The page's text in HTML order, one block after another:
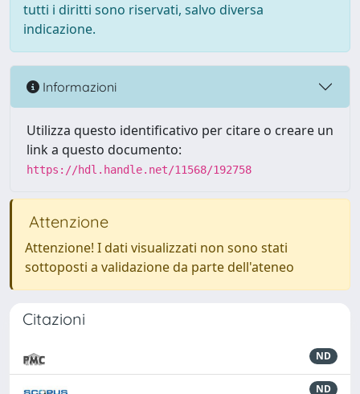
tutti i diritti sono riservati, salvo diversa
indicazione.
Informazioni
Utilizza questo identificativo per citare o creare un
link a questo documento:
https://hdl.handle.net/11568/192758
Attenzione
Attenzione! I dati visualizzati non sono stati
sottoposti a validazione da parte dell'ateneo
Citazioni
ND
ND